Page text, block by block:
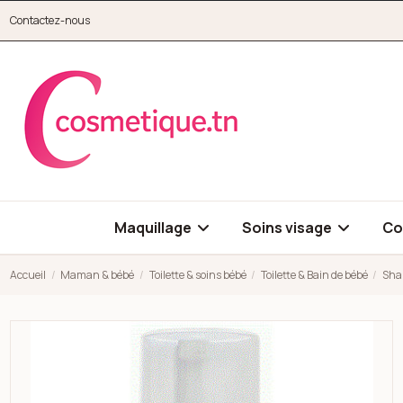
Contactez-nous
Maquillage Soins visage
Accueil Maman & bébé Toilette & soins bébé Toilette & Bain de bébé
Open high resolution image of Shampooing mousse douceur